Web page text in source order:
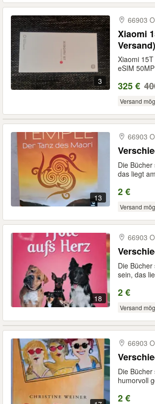
3
66903
Xiaomi
Versand)
Xiaomi
eSIM
325 €
Versand
13
66903
Die
das liegt
2 €
Versand
18
66903
Die
sein, das
2 €
Versand
66903
Die
humorvoll
2 €